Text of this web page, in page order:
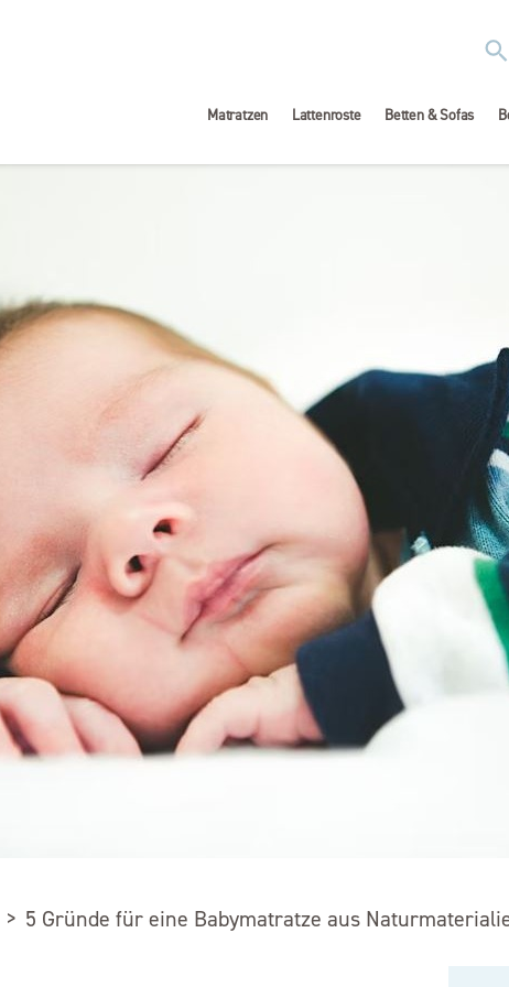
Matratzen Lattenroste Betten & Sofas
> 5 Gründe für eine Babymatratze aus